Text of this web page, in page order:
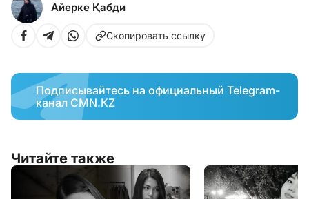
Айерке Қабди
Скопировать ссылку
Подписывайтесь на официальный Telegram-
канал CMN.KZ
Читайте также